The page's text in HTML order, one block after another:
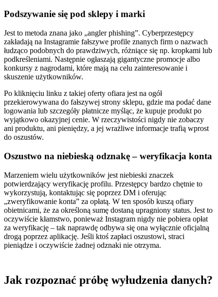
Podszywanie się pod sklepy i marki
Jest to metoda znana jako „angler phishing”. Cyberprzestępcy
zakładają na Instagramie fałszywe profile znanych firm o nazwach
łudząco podobnych do prawdziwych, różniące się np. kropkami lub
podkreśleniami. Następnie ogłaszają gigantyczne promocje albo
konkursy z nagrodami, które mają na celu zainteresowanie i
skuszenie użytkowników.
Po kliknięciu linku z takiej oferty ofiara jest na ogół
przekierowywana do fałszywej strony sklepu, gdzie ma podać dane
logowania lub szczegóły płatnicze myśląc, że kupuje produkt po
wyjątkowo okazyjnej cenie. W rzeczywistości nigdy nie zobaczy
ani produktu, ani pieniędzy, a jej wrażliwe informacje trafią wprost
do oszustów.
Oszustwo na niebieską odznakę – weryfikacja konta
Marzeniem wielu użytkowników jest niebieski znaczek
potwierdzający weryfikację profilu. Przestępcy bardzo chętnie to
wykorzystują, kontaktując się poprzez DM i oferując
„zweryfikowanie konta” za opłatą. W ten sposób kuszą ofiary
obietnicami, że za określoną sumę dostaną upragniony status. Jest to
oczywiście kłamstwo, ponieważ Instagram nigdy nie pobiera opłat
za weryfikację – tak naprawdę odbywa się ona wyłącznie oficjalną
drogą poprzez aplikację. Jeśli ktoś zapłaci oszustowi, straci
pieniądze i oczywiście żadnej odznaki nie otrzyma.
Jak rozpoznać próbę wyłudzenia danych?